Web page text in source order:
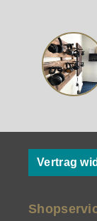
Vertrag